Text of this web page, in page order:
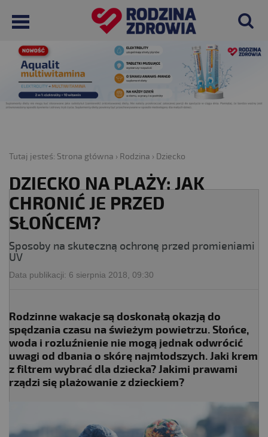
Tutaj jesteś: Strona główna › Rodzina › Dziecko
DZIECKO NA PLAŻY: JAK
CHRONIĆ JE PRZED
SŁOŃCEM?
Sposoby na skuteczną ochronę przed promieniami
UV
Data publikacji: 6 sierpnia 2018, 09:30
Rodzinne wakacje są doskonałą okazją do
spędzania czasu na świeżym powietrzu. Słońce,
woda i rozluźnienie nie mogą jednak odwrócić
uwagi od dbania o skórę najmłodszych. Jaki krem
z filtrem wybrać dla dziecka? Jakimi prawami
rządzi się plażowanie z dzieckiem?